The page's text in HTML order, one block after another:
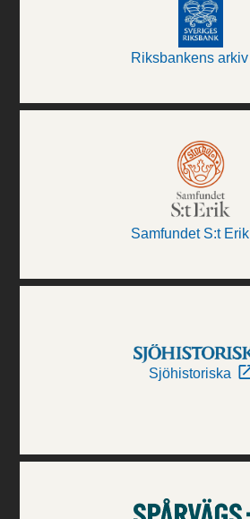
Riksbankens arkiv
Samfundet S:t Erik
Sjöhistoriska